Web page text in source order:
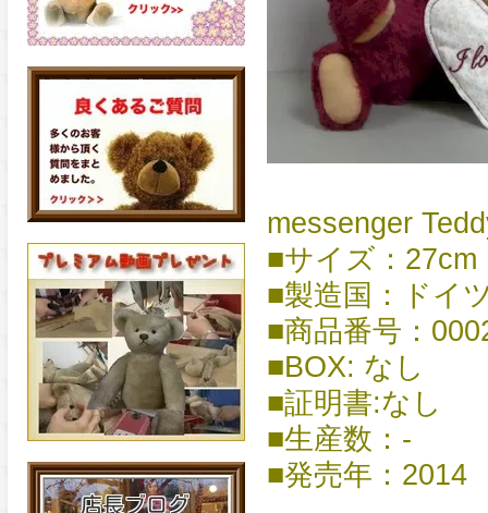
messenger
■サイズ：27cm
■製造国：ドイ
■商品番号：
■BOX: なし
■証明書:なし
■生産数：-
■発売年：2014